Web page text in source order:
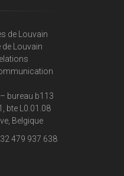
de Louvain
Louvain
bureau b113
bte L0.01.08
Belgique
479 937 638